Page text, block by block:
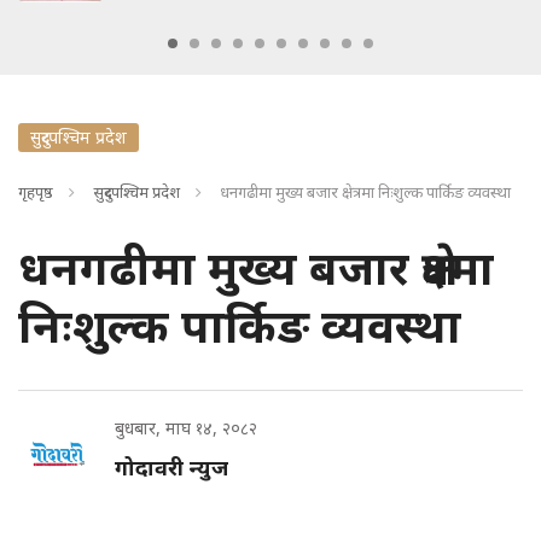
सुदुरपश्चिम प्रदेश
गृहपृष्ठ सुदुरपश्चिम प्रदेश धनगढीमा मुख्य बजार क्षेत्रमा निःशुल्क पार्किङ व्यवस्था
धनगढीमा मुख्य बजार क्षेत्रमा
निःशुल्क पार्किङ व्यवस्था
बुधबार, माघ १४, २०८२
गोदावरी न्युज